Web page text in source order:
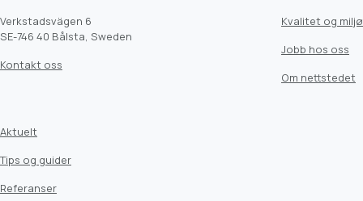
Verkstadsvägen 6
SE-746 40 Bålsta, Sweden
Kontakt oss
Aktuelt
Tips og guider
Referanser
Kvalitet og miljø
Jobb hos oss
Om nettstedet